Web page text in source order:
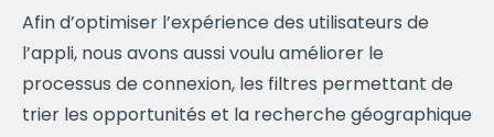
Afin d’optimiser l’expérience des utilisateurs de
l’appli, nous avons aussi voulu améliorer le
processus de connexion, les filtres permettant de
trier les opportunités et la recherche géographique